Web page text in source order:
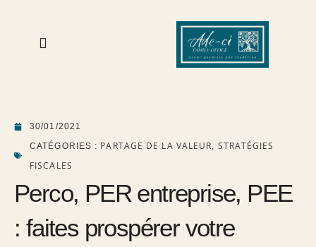
30/01/2021
CATÉGORIES : PARTAGE DE LA VALEUR STRATÉGIES
FISCALES
Perco, PER entreprise, PEE
: faites prospérer votre